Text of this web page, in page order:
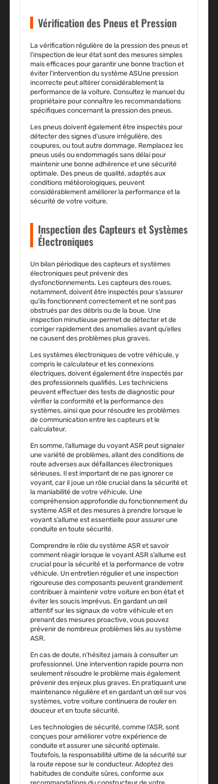
Vérification des Pneus et Pression
La vérification régulière de la pression des pneus et
l’inspection de leur état sont des mesures simples
mais efficaces pour garantir une bonne traction et
éviter l’intervention du système ASUne pression
incorrecte peut altérer considérablement la
performance de la voiture. Consultez le manuel du
propriétaire pour connaître les recommandations
spécifiques concernant la pression des pneus.
Les pneus doivent également être inspectés pour
détecter des signes d’usure irrégulière, des
coupures, ou tout autre dommage. Remplacez les
pneus usés ou endommagés sans délai pour
maintenir une bonne adhérence et une sécurité
optimale. Des pneus de qualité, adaptés aux
conditions météorologiques, peuvent
considérablement améliorer la performance et la
sécurité de votre voiture.
Inspection des Capteurs et Systèmes
Électroniques
Un bilan périodique des capteurs et systèmes
électroniques peut prévenir des
dysfonctionnements. Les capteurs des roues,
notamment, doivent être inspectés pour s’assurer
qu’ils fonctionnent correctement et ne sont pas
obstrués par des débris ou de la boue. Une
inspection minutieuse permet de détecter et de
corriger rapidement des anomalies avant qu’elles
ne causent des problèmes plus graves.
Les systèmes électroniques de votre véhicule, y
compris le calculateur et les connexions
électriques, doivent également être inspectés par
des professionnels qualifiés. Les techniciens
peuvent effectuer des tests de diagnostic pour
vérifier la conformité et la performance des
systèmes, ainsi que pour résoudre les problèmes
de communication entre les capteurs et le
calculateur.
En somme, l’allumage du voyant ASR peut signaler
une variété de problèmes, allant des conditions de
route adverses aux défaillances électroniques
sérieuses. Il est important de ne pas ignorer ce
voyant, car il joue un rôle crucial dans la sécurité et
la maniabilité de votre véhicule. Une
compréhension approfondie du fonctionnement du
système ASR et des mesures à prendre lorsque le
voyant s’allume est essentielle pour assurer une
conduite en toute sécurité.
Comprendre le rôle du système ASR et savoir
comment réagir lorsque le voyant ASR s’allume est
crucial pour la sécurité et la performance de votre
véhicule. Un entretien régulier et une inspection
rigoureuse des composants peuvent grandement
contribuer à maintenir votre voiture en bon état et
éviter les soucis imprévus. En gardant un œil
attentif sur les signaux de votre véhicule et en
prenant des mesures proactive, vous pouvez
prévenir de nombreux problèmes liés au système
ASR.
En cas de doute, n’hésitez jamais à consulter un
professionnel. Une intervention rapide pourra non
seulement résoudre le problème mais également
prévenir des enjeux plus graves. En pratiquant une
maintenance régulière et en gardant un œil sur vos
systèmes, votre voiture continuera de rouler en
douceur et en toute sécurité.
Les technologies de sécurité, comme l’ASR, sont
conçues pour améliorer votre expérience de
conduite et assurer une sécurité optimale.
Toutefois, la responsabilité ultime de la sécurité sur
la route repose sur le conducteur. Adoptez des
habitudes de conduite sûres, conforme aux